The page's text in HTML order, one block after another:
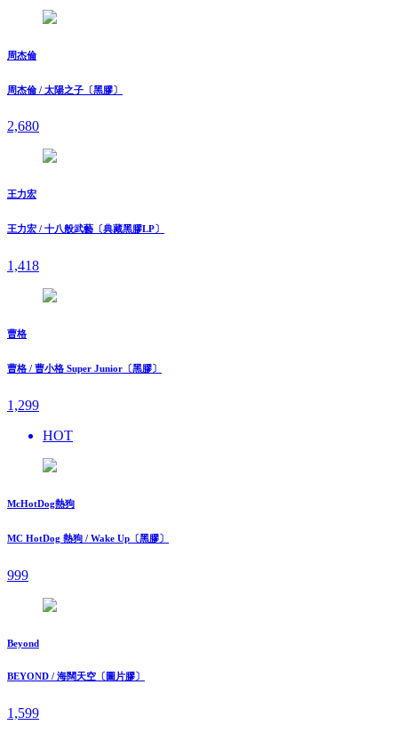
周杰倫
周杰倫 / 太陽之子〔黑膠〕
2,680
王力宏
王力宏 / 十八般武藝〔典藏黑膠LP〕
1,418
曹格
曹格 / 曹小格 Super Junior〔黑膠〕
1,299
HOT
McHotDog熱狗
MC HotDog 熱狗 / Wake Up〔黑膠〕
999
Beyond
BEYOND / 海闊天空〔圖片膠〕
1,599